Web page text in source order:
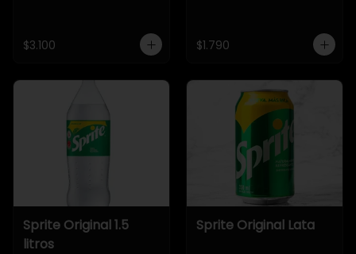
$3.100 $1.790
Sprite Original 1.5
litros
Sprite Original Lata